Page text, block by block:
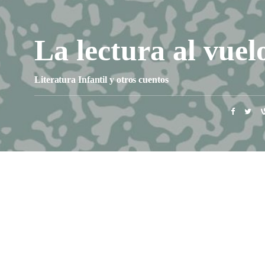
La lectura al
Literatura Infantil y otros cuentos